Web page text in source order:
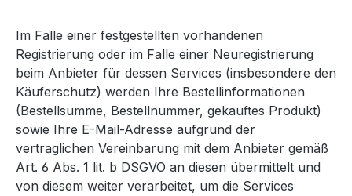
Im Falle einer festgestellten vorhandenen
Registrierung oder im Falle einer Neuregistrierung
beim Anbieter für dessen Services (insbesondere den
Käuferschutz) werden Ihre Bestellinformationen
(Bestellsumme, Bestellnummer, gekauftes Produkt)
sowie Ihre E-Mail-Adresse aufgrund der
vertraglichen Vereinbarung mit dem Anbieter gemäß
Art. 6 Abs. 1 lit. b DSGVO an diesen übermittelt und
von diesem weiter verarbeitet, um die Services